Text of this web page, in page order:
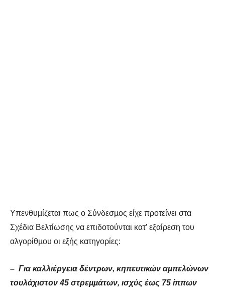
Υπενθυµίζεται πως ο Σύνδεσµος είχε προτείνει στα
Σχέδια Βελτίωσης να επιδοτούνται κατ’ εξαίρεση του
αλγορίθµου οι εξής κατηγορίες:
– Για καλλιέργεια δέντρων, κηπευτικών αµπελώνων
τουλάχιστον 45 στρεµµάτων, ισχύς έως 75 ίππων